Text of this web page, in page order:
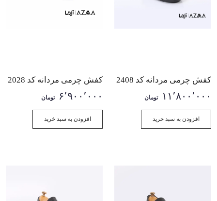
کفش چرمی مردانه کد 2408
۱۱٬۸۰۰٬۰۰۰ تومان
افزودن به سبد خرید
کفش چرمی مردانه کد 2028
۶٬۹۰۰٬۰۰۰ تومان
افزودن به سبد خرید